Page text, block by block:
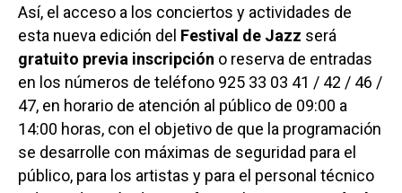
Así, el acceso a los conciertos y actividades de
esta nueva edición del Festival de Jazz será
gratuito previa inscripción o reserva de entradas
en los números de teléfono 925 33 03 41 / 42 / 46 /
47, en horario de atención al público de 09:00 a
14:00 horas, con el objetivo de que la programación
se desarrolle con máximas de seguridad para el
público, para los artistas y para el personal técnico